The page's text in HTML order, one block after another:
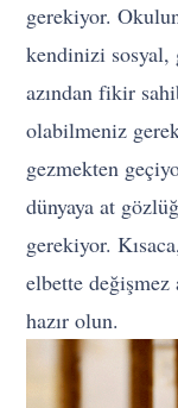
gerekiyor.
kendinizi sosyal,
azından fikir
olabilmeniz
gezmekten
dünyaya at
gerekiyor.
elbette
hazır olun.